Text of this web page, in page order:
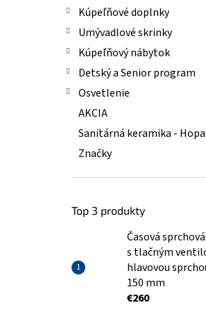
Kúpeľňové doplnky
Umývadlové skrinky
Kúpeľňový nábytok
Detský a Senior program
Osvetlenie
AKCIA
Sanitárná keramika - Hopa
Značky
Top 3 produkty
Časová
s tlačným
hlavovou
150 mm
€260